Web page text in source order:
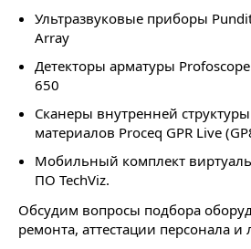
Ультразвуковые приборы
Array
Детекторы арматуры
650
Сканеры внутренней
материалов Proceq GPR Live
Мобильный комплект
ПО TechViz.
Обсудим вопросы подбора
ремонта, аттестации персонала и